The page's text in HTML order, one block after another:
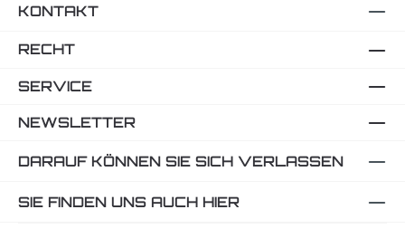
KONTAKT
RECHT
SERVICE
NEWSLETTER
DARAUF KÖNNEN SIE SICH VERLASSEN
SIE FINDEN UNS AUCH HIER